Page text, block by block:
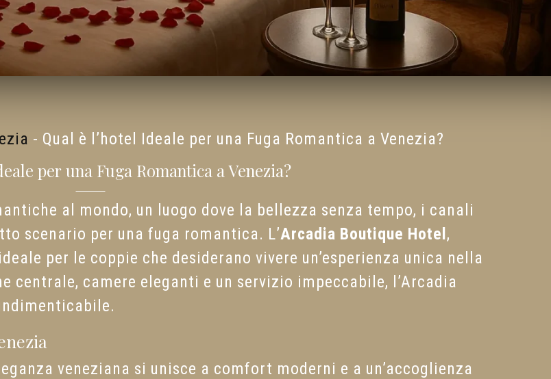
- Qual è l’hotel Ideale per una Fuga Romantica a Venezia?
per una Fuga Romantica a Venezia?
al mondo, un luogo dove la bellezza senza tempo, i canali
scenario per una fuga romantica. L’Arcadia Boutique Hotel ,
per le coppie che desiderano vivere un’esperienza unica nella
centrale, camere eleganti e un servizio impeccabile, l’Arcadia
veneziana si unisce a comfort moderni e a un’accoglienza